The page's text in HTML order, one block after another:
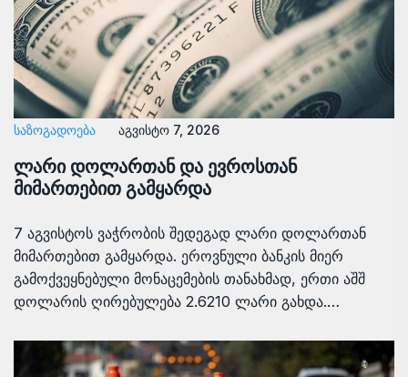
ᲡᲐᲖᲝᲒᲐᲓᲝᲔᲑᲐ აგვისტო 7, 2026
ლარი დოლართან და ევროსთან
მიმართებით გამყარდა
7 აგვისტოს ვაჭრობის შედეგად ლარი დოლართან
მიმართებით გამყარდა. ეროვნული ბანკის მიერ
გამოქვეყნებული მონაცემების თანახმად, ერთი აშშ
დოლარის ღირებულება 2.6210 ლარი გახდა.…